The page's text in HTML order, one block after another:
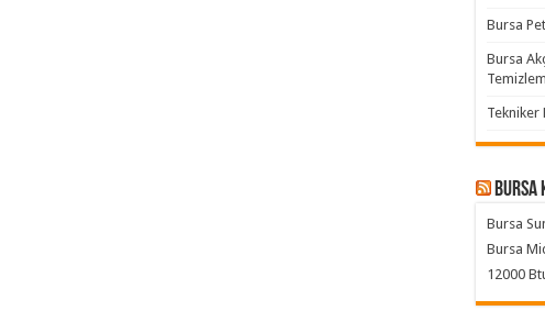
Bursa
Bursa
Tekniker
Bursa
Bursa
Bursa
12000